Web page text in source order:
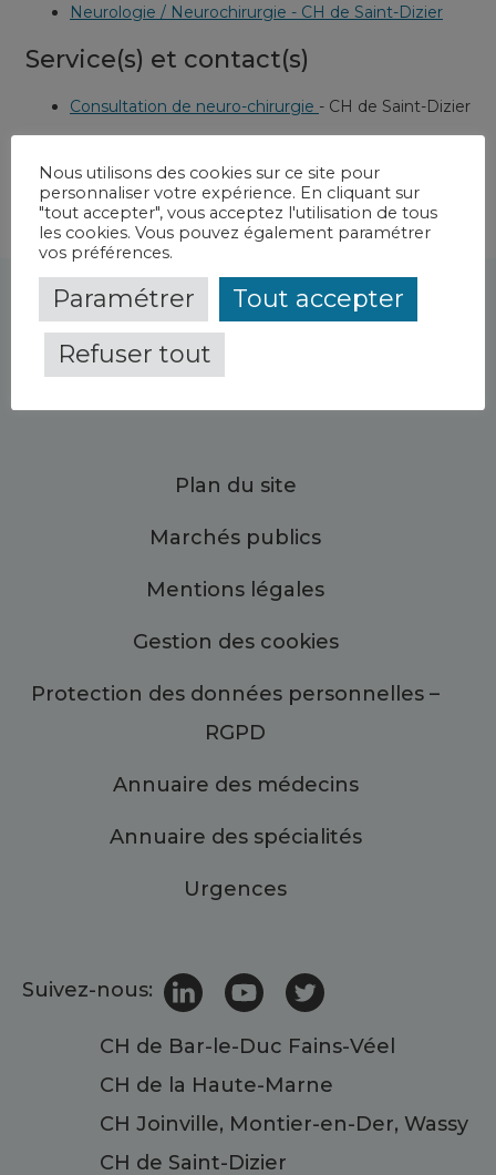
Neurologie / Neurochirurgie - CH de Saint-Dizier
Service(s) et contact(s)
Consultation de neuro-chirurgie - CH de Saint-Dizier
Plan du site
Marchés publics
Mentions légales
Gestion des cookies
Protection des données personnelles –
RGPD
Annuaire des médecins
Annuaire des spécialités
Urgences
Suivez-nous:
CH de Bar-le-Duc Fains-Véel
CH de la Haute-Marne
CH Joinville, Montier-en-Der, Wassy
CH de Saint-Dizier
Nous utilisons des cookies sur ce site pour
personnaliser votre expérience. En cliquant sur
"tout accepter", vous acceptez l'utilisation de tous
les cookies. Vous pouvez également paramétrer
vos préférences.
Paramétrer
Tout accepter
Refuser tout